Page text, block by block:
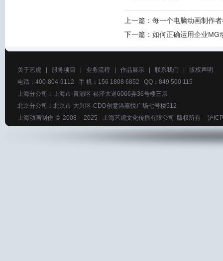
上一篇： 每一个电脑动画制作
下一篇： 如何正确运用企业MG
关于艺虎 服务项目 业务流程 作品展示 联系我们
版权声明
电话：400-804-9112 手 机：156 1808 6852 QQ：849 500 115
上海分公司：上海市-青浦区-崧泽大道6066弄36号楼三层
北京分公司：北京市-大兴区-CDD创意港嘉悦广场七号楼512
上海动画制作 © 2008 - 2025 上海艺虎文化传播有限公司 版权所有 - 沪